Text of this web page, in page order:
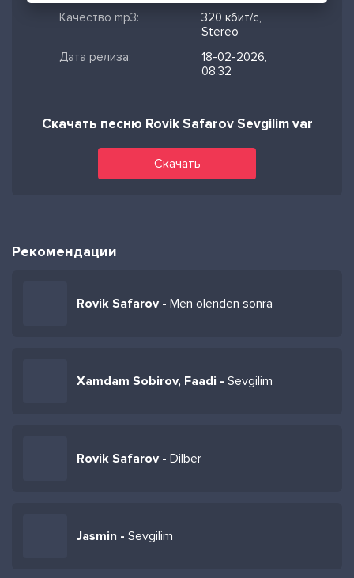
Качество mp3:
320 кбит/с,
Stereo
Дата релиза:
18-02-2026,
08:32
Скачать песню Rovik Safarov Sevgilim var
Скачать
Рекомендации
Rovik Safarov - Men olenden sonra
Xamdam Sobirov, Faadi - Sevgilim
Rovik Safarov - Dilber
Jasmin - Sevgilim